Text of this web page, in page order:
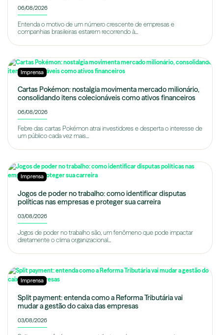
06/08/2026
Entenda o motivo de um número crescente de empresas e
companhias brasileiras estarem recorrendo à...
Imprensa
Cartas Pokémon: nostalgia movimenta mercado milionário,
consolidando itens colecionáveis como ativos financeiros
06/08/2026
Febre das cartas Pokémon atrai investidores e desperta o interesse de
um público cada vez mais...
Imprensa
Jogos de poder no trabalho: como identificar disputas
políticas nas empresas e proteger sua carreira
03/08/2026
Jogos de poder no trabalho são, um fenômeno que pode impactar
diretamente o clima organizacional...
Imprensa
Split payment: entenda como a Reforma Tributária vai
mudar a gestão do caixa das empresas
03/08/2026